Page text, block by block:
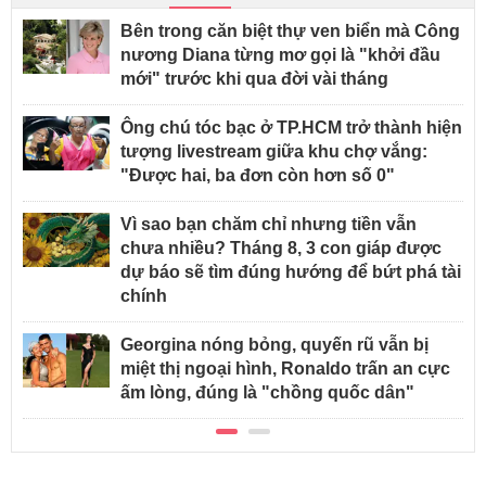
Bên trong căn biệt thự ven biển mà Công
nương Diana từng mơ gọi là "khởi đầu
mới" trước khi qua đời vài tháng
Ông chú tóc bạc ở TP.HCM trở thành hiện
tượng livestream giữa khu chợ vắng:
"Được hai, ba đơn còn hơn số 0"
Vì sao bạn chăm chỉ nhưng tiền vẫn
chưa nhiều? Tháng 8, 3 con giáp được
dự báo sẽ tìm đúng hướng để bứt phá tài
chính
Georgina nóng bỏng, quyến rũ vẫn bị
miệt thị ngoại hình, Ronaldo trấn an cực
ấm lòng, đúng là "chồng quốc dân"